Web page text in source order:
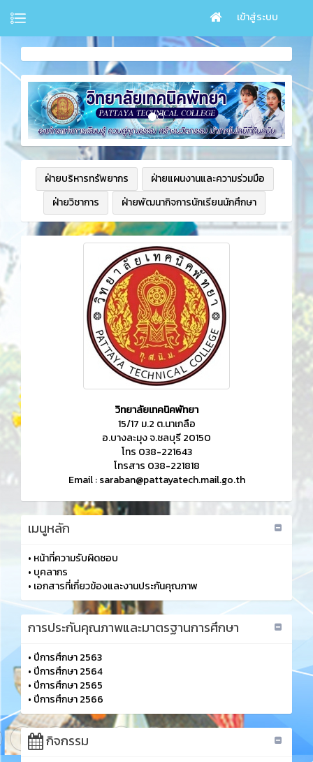
เข้าสู่ระบบ
ฝ่ายบริหารทรัพยากร
ฝ่ายแผนงานและความร่วมมือ
ฝ่ายวิชาการ
ฝ่ายพัฒนากิจการนักเรียนนักศึกษา
วิทยาลัยเทคนิคพัทยา
15/17 ม.2 ต.นาเกลือ
อ.บางละมุง จ.ชลบุรี 20150
โทร 038-221643
โทรสาร 038-221818
Email :saraban@pattayatech.mail.go.th
เมนูหลัก
• หน้าที่ความรับผิดชอบ
• บุคลากร
• เอกสารที่เกี่ยวข้องและงานประกันคุณภาพ
การประกันคุณภาพและมาตรฐานการศึกษา
• ปีการศึกษา 2563
• ปีการศึกษา 2564
• ปีการศึกษา 2565
• ปีการศึกษา 2566
กิจกรรม